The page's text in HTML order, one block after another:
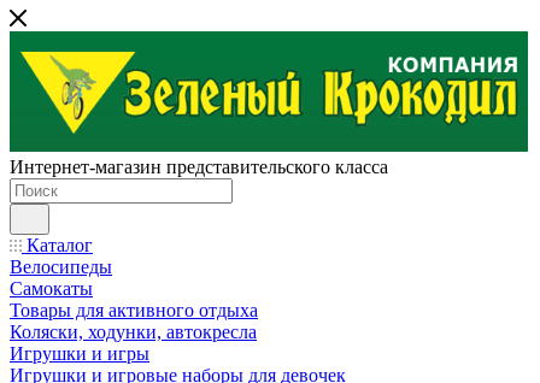
Интернет-магазин представительского класса
Каталог
Велосипеды
Самокаты
Товары для активного отдыха
Коляски, ходунки, автокресла
Игрушки и игры
Игрушки и игровые наборы для девочек